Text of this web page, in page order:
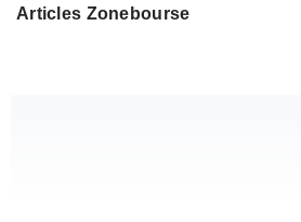
Articles Zonebourse